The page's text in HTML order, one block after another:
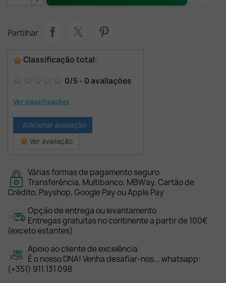
Partilhar
Classificação total:
0/5 - 0 avaliações
Ver classificações
Adicionar avaliação
Ver avaliação
Várias formas de pagamento seguro
Transferência, Multibanco, MBWay, Cartão de
Crédito, Payshop, Google Pay ou Apple Pay
Opção de entrega ou levantamento
Entregas gratuitas no continente a partir de 100€
(exceto estantes)
Apoio ao cliente de excelência
É o nosso DNA! Venha desafiar-nos... whatsapp:
(+351) 911 131 098